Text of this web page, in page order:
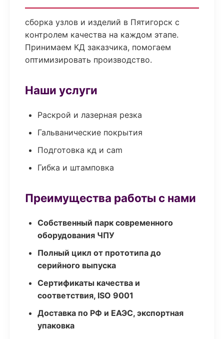
сборка узлов и изделий в Пятигорск с
контролем качества на каждом этапе.
Принимаем КД заказчика, помогаем
оптимизировать производство.
Наши услуги
Раскрой и лазерная резка
Гальванические покрытия
Подготовка кд и cam
Гибка и штамповка
Преимущества работы с нами
Собственный парк современного
оборудования ЧПУ
Полный цикл от прототипа до
серийного выпуска
Сертификаты качества и
соответствия, ISO 9001
Доставка по РФ и ЕАЭС, экспортная
упаковка